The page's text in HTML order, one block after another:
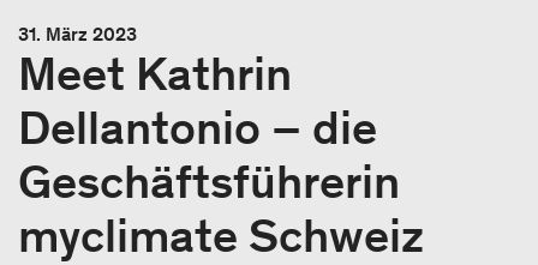
31. März 2023
Meet Kathrin
Dellantonio – die
Geschäftsführerin
myclimate Schweiz